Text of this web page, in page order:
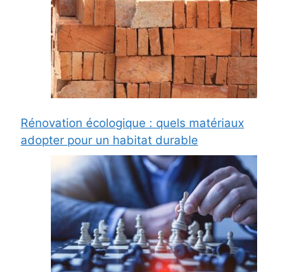
Rénovation écologique : quels matériaux
adopter pour un habitat durable